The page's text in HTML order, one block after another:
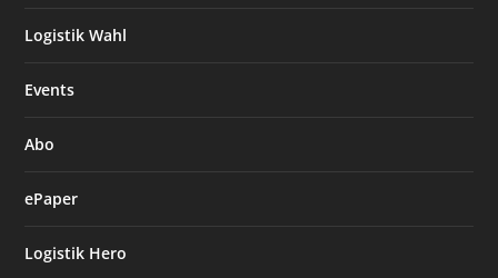
Logistik Wahl
Events
Abo
ePaper
Logistik Hero